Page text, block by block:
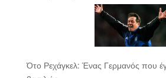
Ότο Ρεχάγκελ: Ένας Γερμανός που